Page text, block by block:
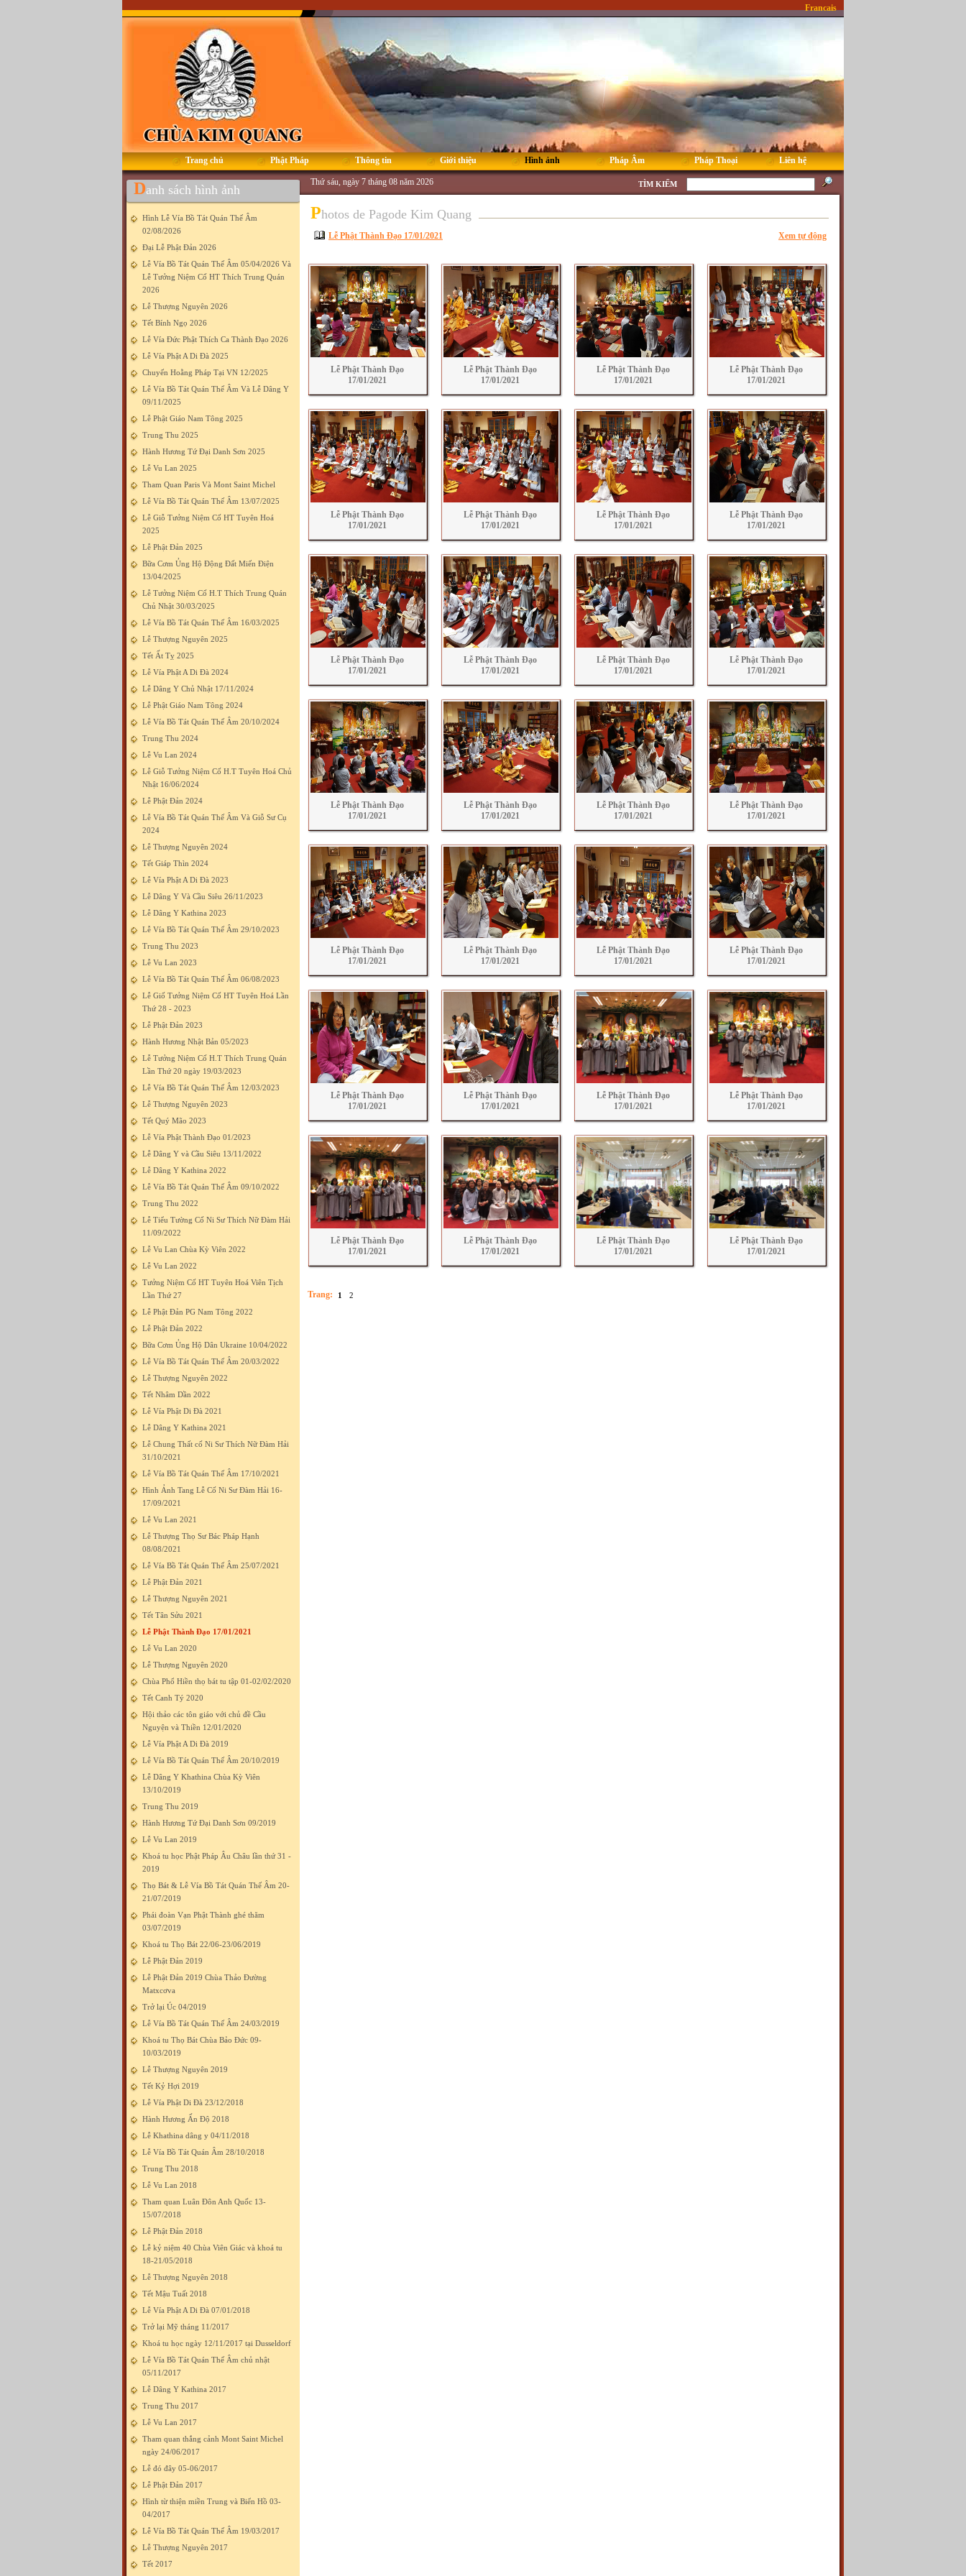
Francais
Trang chủ Phật Pháp Thông tin Giới thiệu Hình ảnh Pháp Âm Pháp Thoại Liên hệ
Danh sách hình ảnh
Hình Lễ Vía Bồ Tát Quán Thế Âm
02/08/2026
Đại Lễ Phật Đản 2026
Lễ Vía Bồ Tát Quán Thế Âm 05/04/2026 Và
Lễ Tưởng Niệm Cố HT Thích Trung Quán
2026
Lễ Thượng Nguyên 2026
Tết Bính Ngọ 2026
Lễ Vía Đức Phật Thích Ca Thành Đạo 2026
Lễ Vía Phật A Di Đà 2025
Chuyến Hoằng Pháp Tại VN 12/2025
Lễ Vía Bồ Tát Quán Thế Âm Và Lễ Dâng Y
09/11/2025
Lễ Phật Giáo Nam Tông 2025
Trung Thu 2025
Hành Hương Tứ Đại Danh Sơn 2025
Lễ Vu Lan 2025
Tham Quan Paris Và Mont Saint Michel
Lễ Vía Bồ Tát Quán Thế Âm 13/07/2025
Lễ Giỗ Tưởng Niệm Cố HT Tuyên Hoá
2025
Lễ Phật Đản 2025
Bữa Cơm Ủng Hộ Động Đất Miến Điện
13/04/2025
Lễ Tưởng Niệm Cố H.T Thích Trung Quán
Chủ Nhật 30/03/2025
Lễ Vía Bồ Tát Quán Thế Âm 16/03/2025
Lễ Thượng Nguyên 2025
Tết Ất Tỵ 2025
Lễ Vía Phật A Di Đà 2024
Lễ Dâng Y Chủ Nhật 17/11/2024
Lễ Phật Giáo Nam Tông 2024
Lễ Vía Bồ Tát Quán Thế Âm 20/10/2024
Trung Thu 2024
Lễ Vu Lan 2024
Lễ Giỗ Tưởng Niệm Cố H.T Tuyên Hoá Chủ
Nhật 16/06/2024
Lễ Phật Đản 2024
Lễ Vía Bồ Tát Quán Thế Âm Và Giỗ Sư Cụ
2024
Lễ Thượng Nguyên 2024
Tết Giáp Thìn 2024
Lễ Vía Phật A Di Đà 2023
Lễ Dâng Y Và Cầu Siêu 26/11/2023
Lễ Dâng Y Kathina 2023
Lễ Vía Bồ Tát Quán Thế Âm 29/10/2023
Trung Thu 2023
Lễ Vu Lan 2023
Lễ Vía Bồ Tát Quán Thế Âm 06/08/2023
Lễ Giố Tưởng Niệm Cố HT Tuyên Hoá Lần
Thứ 28 - 2023
Lễ Phật Đản 2023
Hành Hương Nhật Bản 05/2023
Lễ Tưởng Niệm Cố H.T Thích Trung Quán
Lần Thứ 20 ngày 19/03/2023
Lễ Vía Bồ Tát Quán Thế Âm 12/03/2023
Lễ Thượng Nguyên 2023
Tết Quý Mão 2023
Lễ Vía Phật Thành Đạo 01/2023
Lễ Dâng Y và Cầu Siêu 13/11/2022
Lễ Dâng Y Kathina 2022
Lễ Vía Bồ Tát Quán Thế Âm 09/10/2022
Trung Thu 2022
Lễ Tiểu Tường Cố Ni Sư Thích Nữ Đàm Hải
11/09/2022
Lễ Vu Lan Chùa Kỳ Viên 2022
Lễ Vu Lan 2022
Tưởng Niệm Cố HT Tuyên Hoá Viên Tịch
Lần Thứ 27
Lễ Phật Đản PG Nam Tông 2022
Lễ Phật Đản 2022
Bữa Cơm Ủng Hộ Dân Ukraine 10/04/2022
Lễ Vía Bồ Tát Quán Thế Âm 20/03/2022
Lễ Thượng Nguyên 2022
Tết Nhâm Dần 2022
Lễ Vía Phật Di Đà 2021
Lễ Dâng Y Kathina 2021
Lễ Chung Thất cố Ni Sư Thích Nữ Đàm Hải
31/10/2021
Lễ Vía Bồ Tát Quán Thế Âm 17/10/2021
Hình Ảnh Tang Lễ Cố Ni Sư Đàm Hải 16-
17/09/2021
Lễ Vu Lan 2021
Lễ Thượng Thọ Sư Bác Pháp Hạnh
08/08/2021
Lễ Vía Bồ Tát Quán Thế Âm 25/07/2021
Lễ Phật Đản 2021
Lễ Thượng Nguyên 2021
Tết Tân Sửu 2021
Lễ Phật Thành Đạo 17/01/2021
Lễ Vu Lan 2020
Lễ Thượng Nguyên 2020
Chùa Phổ Hiền thọ bát tu tập 01-02/02/2020
Tết Canh Tý 2020
Hội thảo các tôn giáo với chủ đề Cầu
Nguyện và Thiền 12/01/2020
Lễ Vía Phật A Di Đà 2019
Lễ Vía Bồ Tát Quán Thế Âm 20/10/2019
Lễ Dâng Y Khathina Chùa Kỳ Viên
13/10/2019
Trung Thu 2019
Hành Hương Tứ Đại Danh Sơn 09/2019
Lễ Vu Lan 2019
Khoá tu học Phật Pháp Âu Châu lần thứ 31 -
2019
Thọ Bát & Lễ Vía Bồ Tát Quán Thế Âm 20-
21/07/2019
Phái đoàn Vạn Phật Thành ghé thăm
03/07/2019
Khoá tu Thọ Bát 22/06-23/06/2019
Lễ Phật Đản 2019
Lễ Phật Đản 2019 Chùa Thảo Đường
Matxcơva
Trở lại Úc 04/2019
Lễ Vía Bồ Tát Quán Thế Âm 24/03/2019
Khoá tu Thọ Bát Chùa Bảo Đức 09-
10/03/2019
Lễ Thượng Nguyên 2019
Tết Kỷ Hợi 2019
Lễ Vía Phật Di Đà 23/12/2018
Hành Hương Ấn Độ 2018
Lễ Khathina dâng y 04/11/2018
Lễ Vía Bồ Tát Quán Âm 28/10/2018
Trung Thu 2018
Lễ Vu Lan 2018
Tham quan Luân Đôn Anh Quốc 13-
15/07/2018
Lễ Phật Đản 2018
Lễ kỷ niệm 40 Chùa Viên Giác và khoá tu
18-21/05/2018
Lễ Thượng Nguyên 2018
Tết Mậu Tuất 2018
Lễ Vía Phật A Di Đà 07/01/2018
Trở lại Mỹ tháng 11/2017
Khoá tu học ngày 12/11/2017 tại Dusseldorf
Lễ Vía Bồ Tát Quán Thế Âm chủ nhật
05/11/2017
Lễ Dâng Y Kathina 2017
Trung Thu 2017
Lễ Vu Lan 2017
Tham quan thắng cảnh Mont Saint Michel
ngày 24/06/2017
Lễ đó đây 05-06/2017
Lễ Phật Đản 2017
Hình từ thiện miền Trung và Biển Hồ 03-
04/2017
Lễ Vía Bồ Tát Quán Thế Âm 19/03/2017
Lễ Thượng Nguyên 2017
Tết 2017
Thứ sáu, ngày 7 tháng 08 năm 2026 TÌM KIẾM
Photos de Pagode Kim Quang
Lễ Phật Thành Đạo 17/01/2021 Xem tự động
Lễ Phật Thành Đạo
17/01/2021
Lễ Phật Thành Đạo
17/01/2021
Lễ Phật Thành Đạo
17/01/2021
Lễ Phật Thành Đạo
17/01/2021
Lễ Phật Thành Đạo
17/01/2021
Lễ Phật Thành Đạo
17/01/2021
Lễ Phật Thành Đạo
17/01/2021
Lễ Phật Thành Đạo
17/01/2021
Lễ Phật Thành Đạo
17/01/2021
Lễ Phật Thành Đạo
17/01/2021
Lễ Phật Thành Đạo
17/01/2021
Lễ Phật Thành Đạo
17/01/2021
Lễ Phật Thành Đạo
17/01/2021
Lễ Phật Thành Đạo
17/01/2021
Lễ Phật Thành Đạo
17/01/2021
Lễ Phật Thành Đạo
17/01/2021
Lễ Phật Thành Đạo
17/01/2021
Lễ Phật Thành Đạo
17/01/2021
Lễ Phật Thành Đạo
17/01/2021
Lễ Phật Thành Đạo
17/01/2021
Lễ Phật Thành Đạo
17/01/2021
Lễ Phật Thành Đạo
17/01/2021
Lễ Phật Thành Đạo
17/01/2021
Lễ Phật Thành Đạo
17/01/2021
Lễ Phật Thành Đạo
17/01/2021
Lễ Phật Thành Đạo
17/01/2021
Lễ Phật Thành Đạo
17/01/2021
Lễ Phật Thành Đạo
17/01/2021
Trang: 1 2